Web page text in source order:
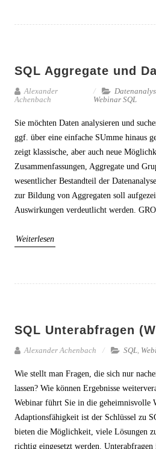
SQL Aggregate und
Alexander
Achenbach
Webinar SQL
Sie möchten Daten analysieren und
ggf. über eine einfache SUmme hinaus
zeigt klassische, aber auch neue
Zusammenfassungen, Aggregate und
wesentlicher Bestandteil der
zur Bildung von Aggregaten soll
Auswirkungen verdeutlicht werden.
Weiterlesen
SQL Unterabfragen
Alexander Achenbach SQL,
Wie stellt man Fragen, die sich nur
lassen? Wie können Ergebnisse
Webinar führt Sie in die geheimnisvolle
Adaptionsfähigkeit ist der Schlüssel zu
bieten die Möglichkeit, viele Lösungen
richtig eingesetzt werden.